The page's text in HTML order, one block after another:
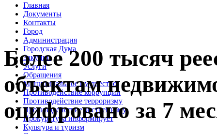
Главная
Документы
Контакты
Город
Администрация
Городская Дума
Закупки
Услуги
Обращения
Муниципальное имущество
Противодействие коррупции
Противодействие терроризму
Противодействие экстремизму
Прокуратура информирует
Культура и туризм
Более 200 тысяч
объектам
оцифровано за 7